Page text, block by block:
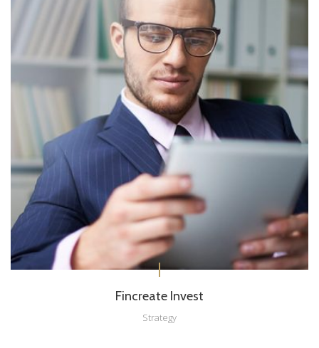
Fincreate Invest
Strategy